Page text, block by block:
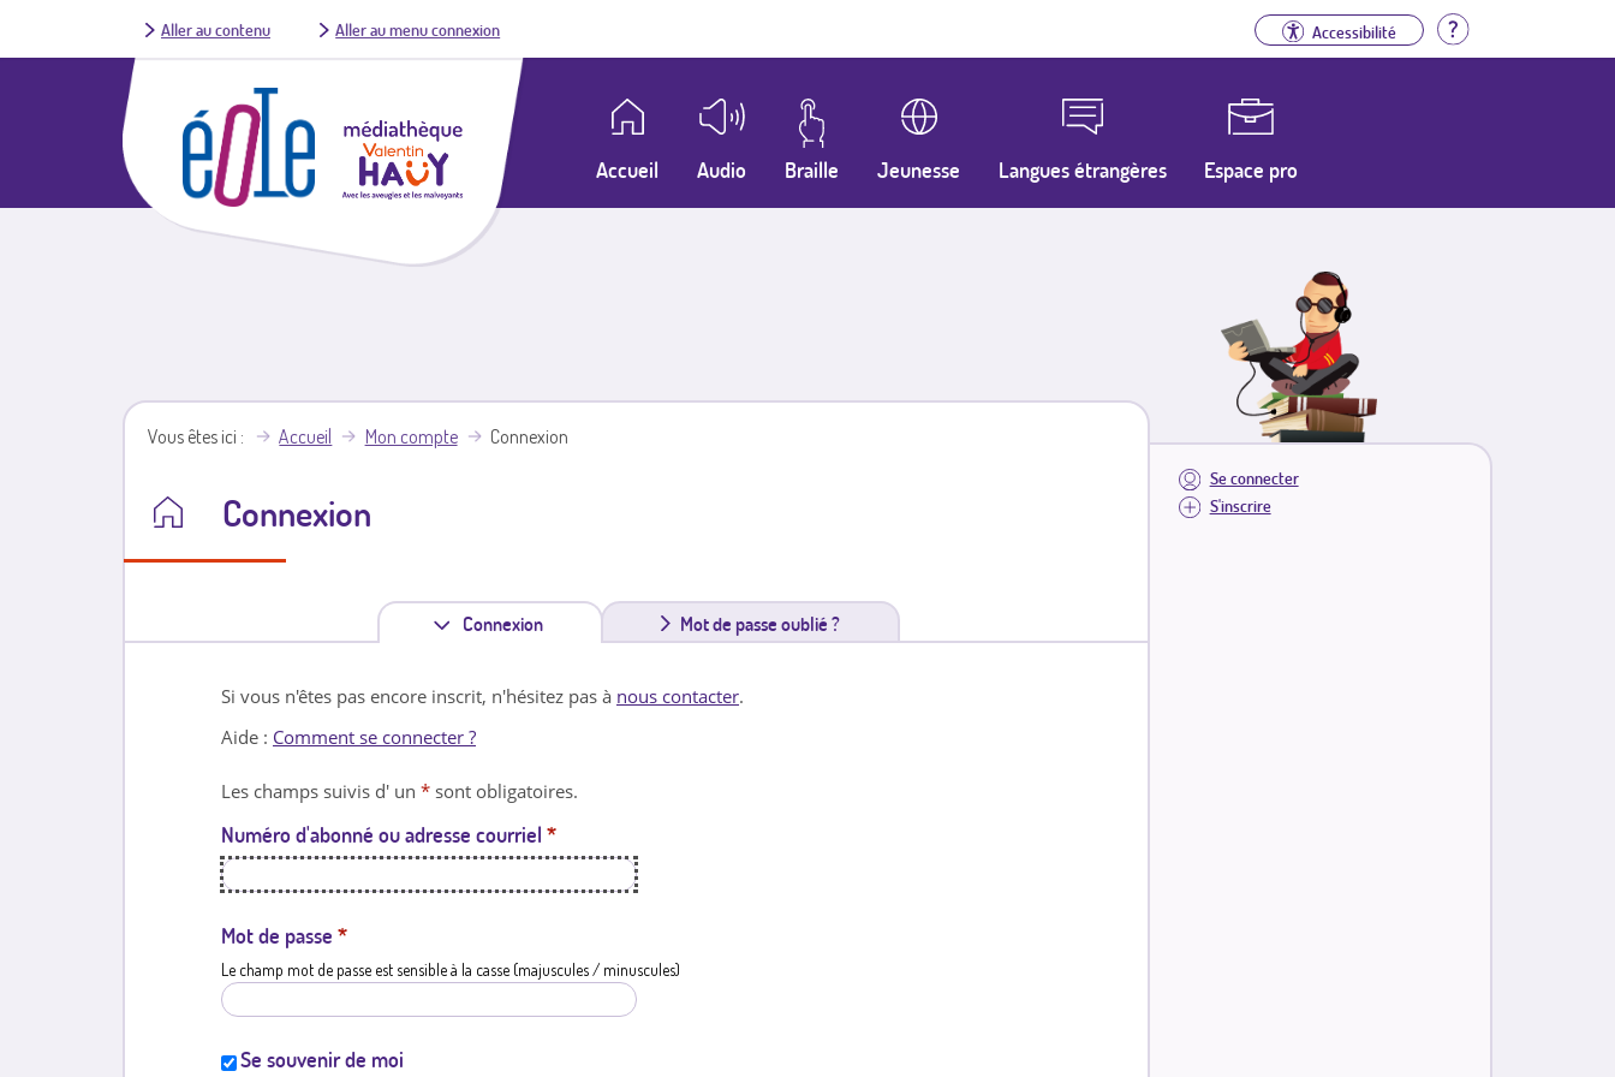
Aller au contenu Aller au menu connexion Accessibilité Aide
Accueil Audio Braille Jeunesse Langues étrangères Espace pro
Se connecter
S'inscrire
Vous êtes ici Accueil Mon compte Connexion
Connexion
Connexion
n
l
e
Mot de passe oublié ?
Si vous n'êtes pas encore inscrit, n'hésitez pas à nous contacter.
Aide : Comment se connecter ?
Les champs suivis d' un * sont obligatoires.
Numéro d'abonné ou adresse courriel *
Mot de passe *
Le champ mot de passe est sensible à la casse (majuscules / minuscules)
Se souvenir de moi